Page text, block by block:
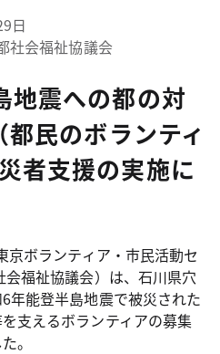
日
社会福祉協議会
地震への都の対
民のボランティ
者支援の実施に
京ボランティア・市民活動セ
福祉協議会）は、石川県穴
年能登半島地震で被災された
支えるボランティアの募集
。